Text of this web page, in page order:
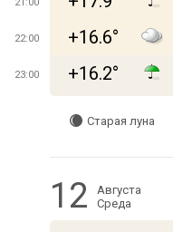
22:00 +16.6°
23:00 +16.2°
Старая луна
12
Августа
Среда